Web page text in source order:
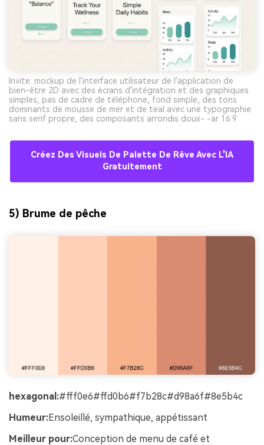
Invite: mockup de l'interface utilisateur de l'application de
bien-être 2D avec des écrans d'intégration et des graphiques
simples, pas de cadre de téléphone, fond simple, des tons
dominants de mousse de mer et de teal avec une typographie
sans serif propre, des composants arrondis doux- -ar 16:9
Créez Des Visuels De Palette De Rêve Avec L'IA
Gratuitement
5) Brume de pêche
hexagonal:#fff0e6#ffd0b6#f7b28c#d98a6f#8e5b4c
Humeur:Ensoleillé, sympathique, appétissant
Meilleur pour:Conception de menu de café et